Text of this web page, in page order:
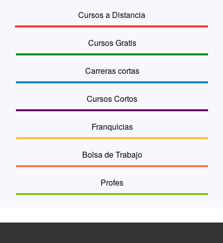
Cursos a Distancia
Cursos Gratis
Carreras cortas
Cursos Cortos
Franquicias
Bolsa de Trabajo
Profes